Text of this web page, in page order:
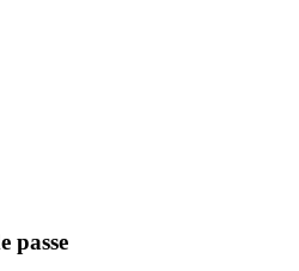
passe